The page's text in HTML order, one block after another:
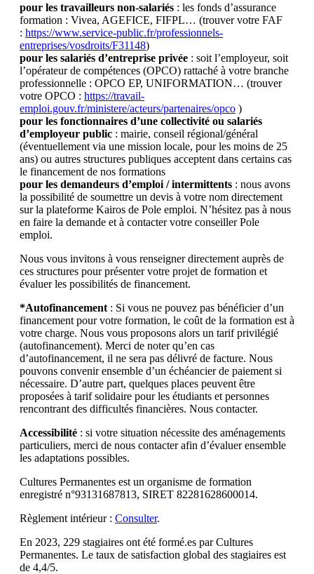
pour les travailleurs non-salariés : les fonds d’assurance
formation : Vivea, AGEFICE, FIFPL… (trouver votre FAF
: https://www.service-public.fr/professionnels-
entreprises/vosdroits/F31148)
pour les salariés d’entreprise privée : soit l’employeur, soit
l’opérateur de compétences (OPCO) rattaché à votre branche
professionnelle : OPCO EP, UNIFORMATION… (trouver
votre OPCO : https://travail-
emploi.gouv.fr/ministere/acteurs/partenaires/opco )
pour les fonctionnaires d’une collectivité ou salariés
d’employeur public : mairie, conseil régional/général
(éventuellement via une mission locale, pour les moins de 25
ans) ou autres structures publiques acceptent dans certains cas
le financement de nos formations
pour les demandeurs d’emploi / intermittents : nous avons
la possibilité de soumettre un devis à votre nom directement
sur la plateforme Kairos de Pole emploi. N’hésitez pas à nous
en faire la demande et à contacter votre conseiller Pole
emploi.
Nous vous invitons à vous renseigner directement auprès de
ces structures pour présenter votre projet de formation et
évaluer les possibilités de financement.
*Autofinancement : Si vous ne pouvez pas bénéficier d’un
financement pour votre formation, le coût de la formation est à
votre charge. Nous vous proposons alors un tarif privilégié
(autofinancement). Merci de noter qu’en cas
d’autofinancement, il ne sera pas délivré de facture. Nous
pouvons convenir ensemble d’un échéancier de paiement si
nécessaire. D’autre part, quelques places peuvent être
proposées à tarif solidaire pour les étudiants et personnes
rencontrant des difficultés financières. Nous contacter.
Accessibilité : si votre situation nécessite des aménagements
particuliers, merci de nous contacter afin d’évaluer ensemble
les adaptations possibles.
Cultures Permanentes est un organisme de formation
enregistré n°93131687813, SIRET 82281628600014.
Règlement intérieur : Consulter.
En 2023, 229 stagiaires ont été formé.es par Cultures
Permanentes. Le taux de satisfaction global des stagiaires est
de 4,4/5.